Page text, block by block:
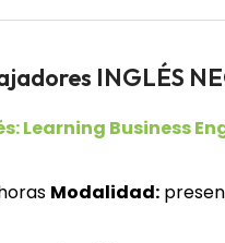
INGLÉS
Learning Business
Modalidad: